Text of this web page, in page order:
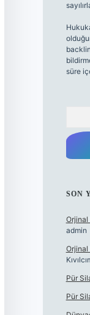
süre
SON
admin
Pür
Pür